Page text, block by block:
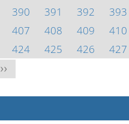
390 391 392 393
407 408 409 410
424 425 426 427
>>